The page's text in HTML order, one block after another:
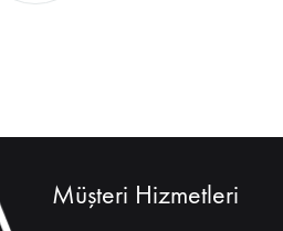
Müşteri Hizmetleri